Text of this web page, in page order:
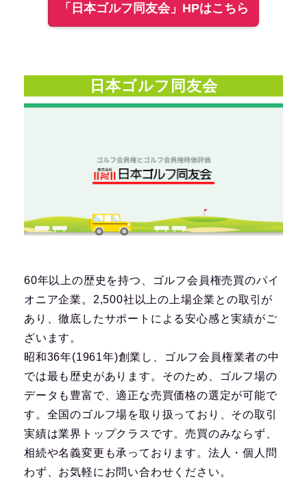
「日本ゴルフ同友会」HPはこちら
日本ゴルフ同友会
60年以上の歴史を持つ、ゴルフ会員権売買のパイ
オニア企業。2,500社以上の上場企業との取引が
あり、徹底したサポートによる安心感と実績がご
ざいます。
昭和36年(1961年)創業し、ゴルフ会員権業者の中
では最も歴史があります。そのため、ゴルフ場の
データも豊富で、適正な売買価格の選定が可能で
す。全国のゴルフ場を取り扱っており、その取引
実績は業界トップクラスです。売買のみならず、
相続や名義変更も承っております。法人・個人問
わず、お気軽にお問い合わせください。